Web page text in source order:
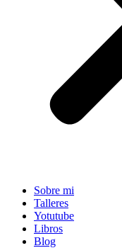
Sobre mi
Talleres
Yotutube
Libros
Blog